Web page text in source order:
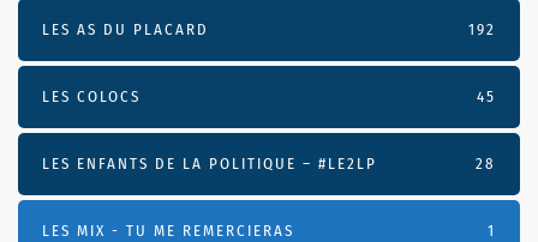
LES AS DU PLACARD 192
LES COLOCS 45
LES ENFANTS DE LA POLITIQUE – #LE2LP 28
LES MIX - TU ME REMERCIERAS 1